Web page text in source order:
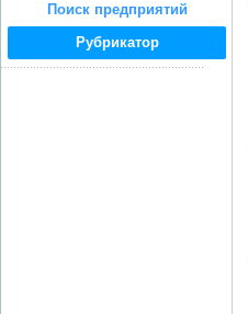
Поиск предприятий
Рубрикатор